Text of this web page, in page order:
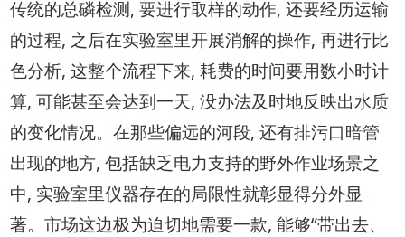
传统的总磷检测, 要进行取样的动作, 还要经历运输
的过程, 之后在实验室里开展消解的操作, 再进行比
色分析, 这整个流程下来, 耗费的时间要用数小时计
算, 可能甚至会达到一天, 没办法及时地反映出水质
的变化情况。在那些偏远的河段, 还有排污口暗管
出现的地方, 包括缺乏电力支持的野外作业场景之
中, 实验室里仪器存在的局限性就彰显得分外显
著。市场这边极为迫切地需要一款, 能够“带出去、